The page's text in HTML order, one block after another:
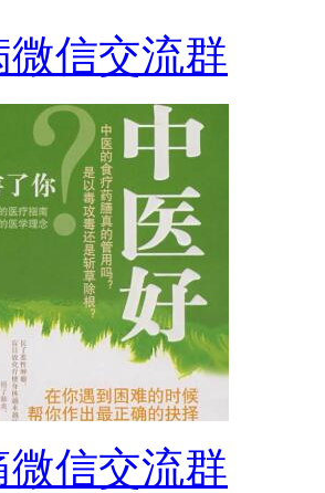
微信交流群
微信交流群